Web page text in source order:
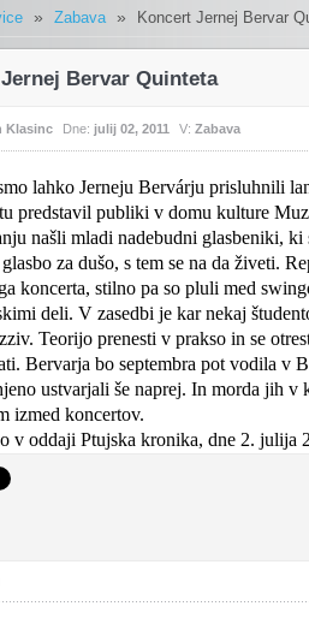
» Zabava » Koncert Jernej Bervar
Bervar Quinteta
Klasinc Dne: julij 02, 2011 V: Zabava
lahko Jerneju Bervárju prisluhnili
predstavil publiki v domu kulture
našli mladi nadebudni glasbeniki,
za dušo, s tem se na da živeti.
koncerta, stilno pa so pluli med
deli. V zasedbi je kar nekaj
Teorijo prenesti v prakso in se
Bervarja bo septembra pot vodila v
ustvarjali še naprej. In morda jih
izmed koncertov.
v oddaji Ptujska kronika, dne 2. julija